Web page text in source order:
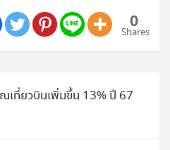
0
Shares
เที่ยวบินเพิ่มขึ้น 13% ปี 67